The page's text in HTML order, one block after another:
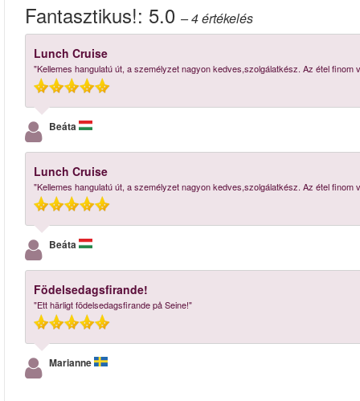
Fantasztikus!: 5.0 – 4értékelés
Lunch Cruise
"Kellemes hangulatú út, a személyzet nagyon kedves,szolgálatkész. Az étel finom
Beáta
Lunch Cruise
"Kellemes hangulatú út, a személyzet nagyon kedves,szolgálatkész. Az étel finom
Beáta
Födelsedagsfirande!
"Ett härligt födelsedagsfirande på Seine!"
Marianne